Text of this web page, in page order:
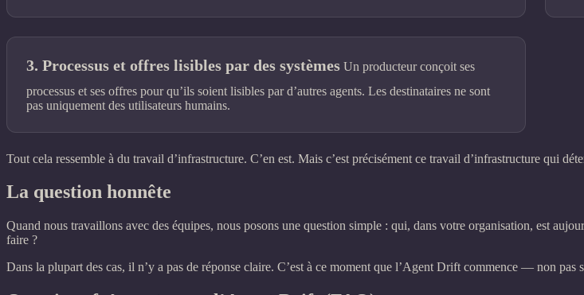
Processus et offres lisibles par des systèmes Un producteur conçoit ses
processus et ses offres pour qu’ils soient lisibles par d’autres agents. Les destinataires ne sont
pas uniquement des utilisateurs humains.
Tout cela ressemble à du travail d’infrastructure. C’en est. Mais c’est précisément ce travail d’infrastructure qui
La question honnête
Quand nous travaillons avec des équipes, nous posons une question simple : qui, dans votre organisation, est
faire ?
Dans la plupart des cas, il n’y a pas de réponse claire. C’est à ce moment que l’Agent Drift commence — non pas